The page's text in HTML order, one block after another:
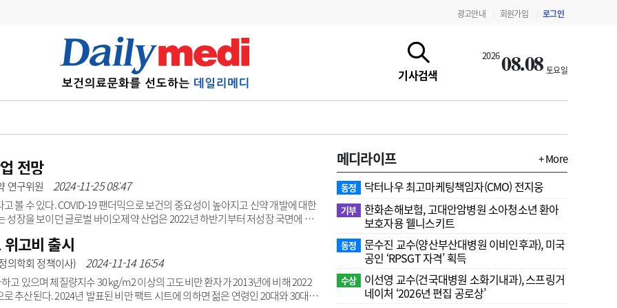
광고안내 회원가입 로그인
기사검색
202608.08 토요일
6
관리급여 실시
9
의과대학 입시
사고
수첩
유권해석 지침·기준·평가 약제급여 심사 결과
전망
연구위원 2024-11-25 08:47
볼 수 있다. COVID-19 팬더믹으로 보건의 중요성이 높아지고 신약 개발에 대한
성장을 보이던 글로벌 바이오제약 산업은 2022년 하반기부터 저성장 국면에 진
2026년부터 시행되는 IRA로 인해 빅파마들 성장 둔화는 불가피하다. 이에 비
이 릴리와 노보 노디스크를 제외하고는 2030년까지 연평균 5%yoy(전년 대비)
M&A가 증가하면서 글..
고비 출시
의학회 정책이사) 2024-11-14 16:54
고 있으며 체질량지수 30 kg/m2 이상의 고도비만 환자가 2013년에 비해 2022
추산된다. 2024년 발표된 비만 팩트 시트에 의하면 젊은 연령인 20대와 30대 고
메디라이프 + More
동정 닥터나우 최고마케팅책임자(CMO) 전지웅
기부 한화손해보험, 고대안암병원 소아청소년 환아
보호자용 웰니스키트
동정
문수진 교수( 양산부산대병원 이비인후과), 미국
공인 ‘RPSGT 자격’ 획득
수상
이선영 교수(건국대병원 소화기내과), 스프링거
네이처 ‘2026년 편집 공로상’